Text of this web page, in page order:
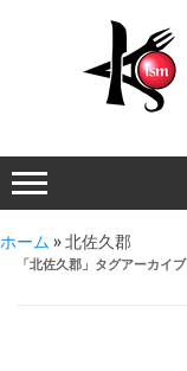
ホーム »北佐久郡
「北佐久郡 」タグアーカイブ